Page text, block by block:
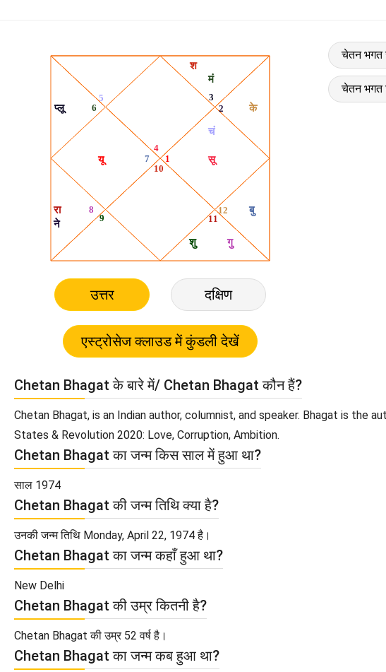
उत्तर दक्षिण
चेतन भगत
चेतन भगत
Chetan Bhagat के बारे में/ Chetan Bhagat कौन हैं?
Chetan Bhagat, is an Indian author, columnist, and speaker. Bhagat is the
States & Revolution 2020: Love, Corruption, Ambition.
Chetan Bhagat का जन्म किस साल में हुआ था?
साल 1974
Chetan Bhagat की जन्म तिथि क्या है?
उनकी जन्म तिथि Monday, April 22, 1974 है।
Chetan Bhagat का जन्म कहाँ हुआ था?
New Delhi
Chetan Bhagat की उम्र कितनी है?
Chetan Bhagat की उम्र 52 वर्ष है।
Chetan Bhagat का जन्म कब हुआ था?